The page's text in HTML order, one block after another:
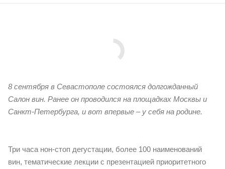
8 сентября в Севастополе состоялся долгожданный
Салон вин. Ранее он проводился на площадках Москвы и
Санкт-Петербурга, и вот впервые – у себя на родине.
Три часа нон-стоп дегустации, более 100 наименований
вин, тематические лекции с презентацией приоритетного